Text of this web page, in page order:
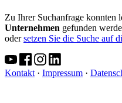
Zu Ihrer Suchanfrage konnten
Unternehmen gefunden
odersetzen Sie die Suche auf
Kontakt · Impressum ·